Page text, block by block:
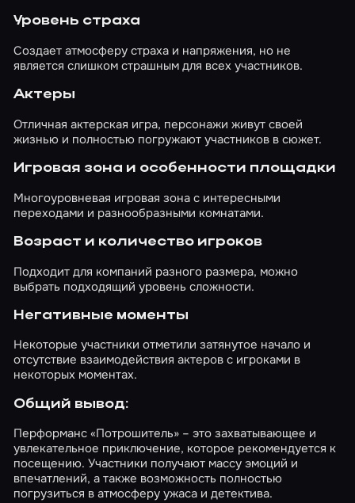
погружение случится, если в составе вашей
команды будет два-три участника. Помните
главное, что это не квест, это театр и важнее
загадок здесь общение с актерами,
интерактив, а также возможность поменять
исход игры. Ну, а блестящий и фееричный
создания обзора: 23 ноября 2017 года
Уровень страха
Создает атмосферу страха и напряжения, но не
является слишком страшным для всех участников.
Актеры
Отличная актерская игра, персонажи живут своей
жизнью и полностью погружают участников в сюжет.
Игровая зона и особенности площадки
Многоуровневая игровая зона с интересными
переходами и разнообразными комнатами.
Возраст и количество игроков
Подходит для компаний разного размера, можно
выбрать подходящий уровень сложности.
Негативные моменты
Некоторые участники отметили затянутое начало и
отсутствие взаимодействия актеров с игроками в
некоторых моментах.
Общий вывод:
Перформанс «Потрошитель» – это захватывающее и
увлекательное приключение, которое рекомендуется к
посещению. Участники получают массу эмоций и
впечатлений, а также возможность полностью
погрузиться в атмосферу ужаса и детектива.